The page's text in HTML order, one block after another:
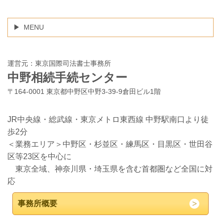
MENU
運営元：東京国際司法書士事務所
中野相続手続センター
〒164-0001 東京都中野区中野3-39-9倉田ビル1階
JR中央線・総武線・東京メトロ東西線 中野駅南口より徒
歩2分
＜業務エリア＞中野区・杉並区・練馬区・目黒区・世田谷
区等23区を中心に
東京全域、神奈川県・埼玉県を含む首都圏など全国に対
応
事務所概要